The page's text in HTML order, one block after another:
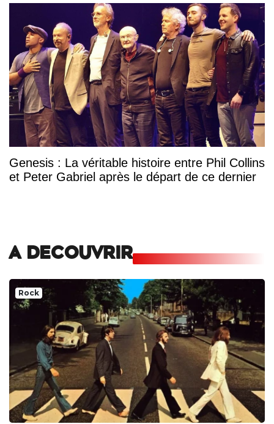
Genesis : La véritable histoire entre Phil Collins
et Peter Gabriel après le départ de ce dernier
A DECOUVRIR
Rock